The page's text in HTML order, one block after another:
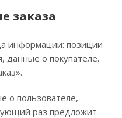
заказа
информации: позиции
данные о покупателе.
о пользователе,
раз предложит